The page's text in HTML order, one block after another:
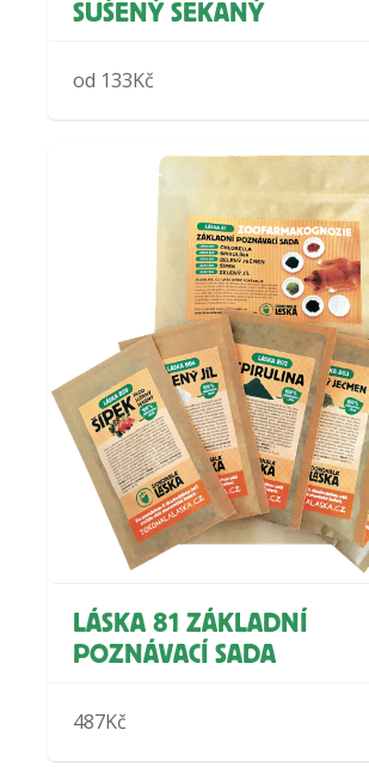
SUŠENÝ SEKANÝ
od 133Kč
LÁSKA 81 ZÁKLADNÍ
POZNÁVACÍ SADA
487Kč